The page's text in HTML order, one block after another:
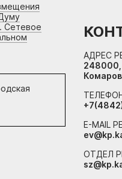
Сетевое
АДРЕС
248000,
E-MAIL
ОТДЕЛ